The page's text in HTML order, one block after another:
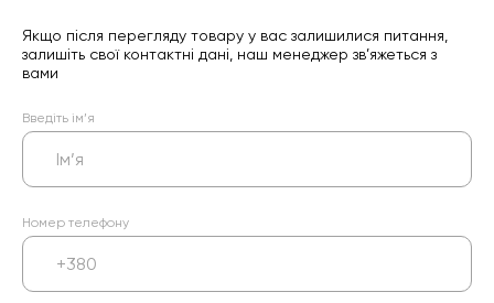
Якщо після перегляду товару у вас залишилися питання,
залишіть свої контактні дані, наш менеджер зв’яжеться з
вами
Введіть ім’я
Номер телефону